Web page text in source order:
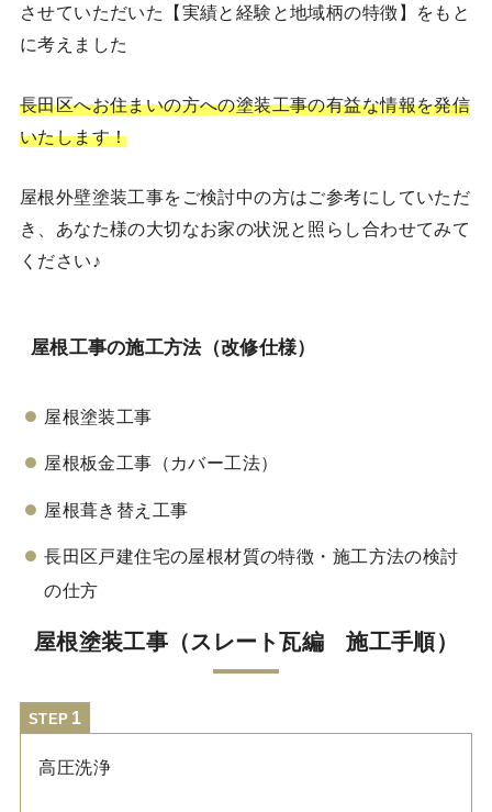
させていただいた【実績と経験と地域柄の特徴】をもと
に考えました
長田区へお住まいの方への塗装工事の有益な情報を発信
いたします！
屋根外壁塗装工事をご検討中の方はご参考にしていただ
き、あなた様の大切なお家の状況と照らし合わせてみて
ください♪
屋根工事の施工方法（改修仕様）
屋根塗装工事
屋根板金工事（カバー工法）
屋根葺き替え工事
長田区戸建住宅の屋根材質の特徴・施工方法の検討
の仕方
屋根塗装工事（スレート瓦編 施工手順）
STEP
高圧洗浄